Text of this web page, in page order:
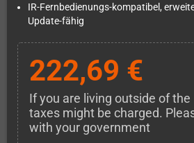
IR-Fernbedienungs-kompatibel,
Update-fähig
222,69 €
If you are living outside of the
taxes might be charged.
with your government